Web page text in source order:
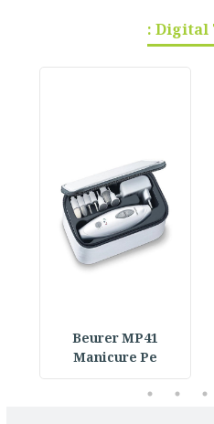
Beurer MP41
Manicure Pe
3
4
5